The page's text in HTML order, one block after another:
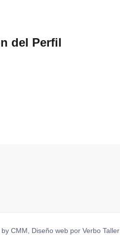
del Perfil
CMM, Diseño web por Verbo Taller